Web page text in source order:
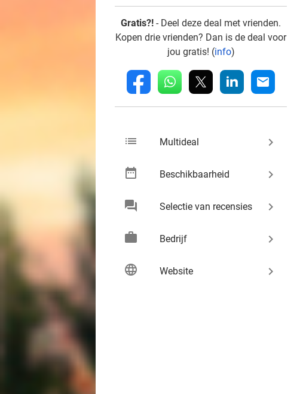
Gratis?! - Deel deze deal met vrienden.
Kopen drie vrienden? Dan is de deal voor
jou gratis! (info)
fb whatsapp linkedin mail
list Multideal keyboard_arrow_right
date_range Beschikbaarheid keyboard_arrow_right
chat Selectie van recensies keyboard_arrow_right
work Bedrijf keyboard_arrow_right
language Website keyboard_arrow_right